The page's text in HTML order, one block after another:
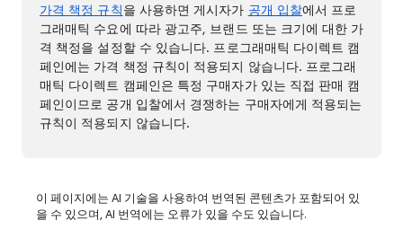
가격 책정 규칙을 사용하면 게시자가 공개 입찰에서 프로
그래매틱 수요에 따라 광고주, 브랜드 또는 크기에 대한 가
격 책정을 설정할 수 있습니다. 프로그래매틱 다이렉트 캠
페인에는 가격 책정 규칙이 적용되지 않습니다. 프로그래
매틱 다이렉트 캠페인은 특정 구매자가 있는 직접 판매 캠
페인이므로 공개 입찰에서 경쟁하는 구매자에게 적용되는
규칙이 적용되지 않습니다.
이 페이지에는 AI 기술을 사용하여 번역된 콘텐츠가 포함되어 있
을 수 있으며, AI 번역에는 오류가 있을 수도 있습니다.